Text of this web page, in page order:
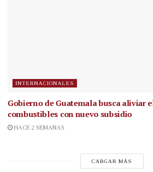
INTERNACIONALES
Gobierno de Guatemala busca aliviar
combustibles con nuevo subsidio
HACE 2 SEMANAS
CARGAR MÁS